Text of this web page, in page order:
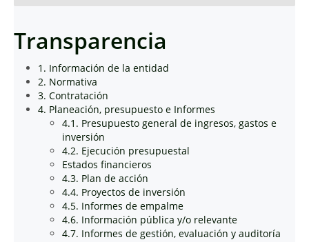
Transparencia
1. Información de la entidad
2. Normativa
3. Contratación
4. Planeación, presupuesto e Informes
4.1. Presupuesto general de ingresos, gastos e
inversión
4.2. Ejecución presupuestal
Estados financieros
4.3. Plan de acción
4.4. Proyectos de inversión
4.5. Informes de empalme
4.6. Información pública y/o relevante
4.7. Informes de gestión, evaluación y auditoría